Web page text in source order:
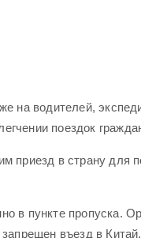
водителей,
поездок
приезд в страну для
в пункте пропуска.
въезд в Китай.